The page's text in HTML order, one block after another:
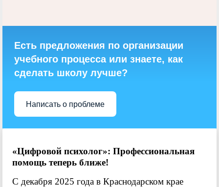
Есть предложения по организации
учебного процесса или знаете, как
сделать школу лучше?
Написать о проблеме
«Цифровой психолог»: Профессиональная
помощь теперь ближе!
С декабря 2025 года в Краснодарском крае